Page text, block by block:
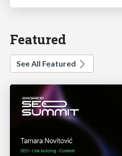
Featured
See All Featured